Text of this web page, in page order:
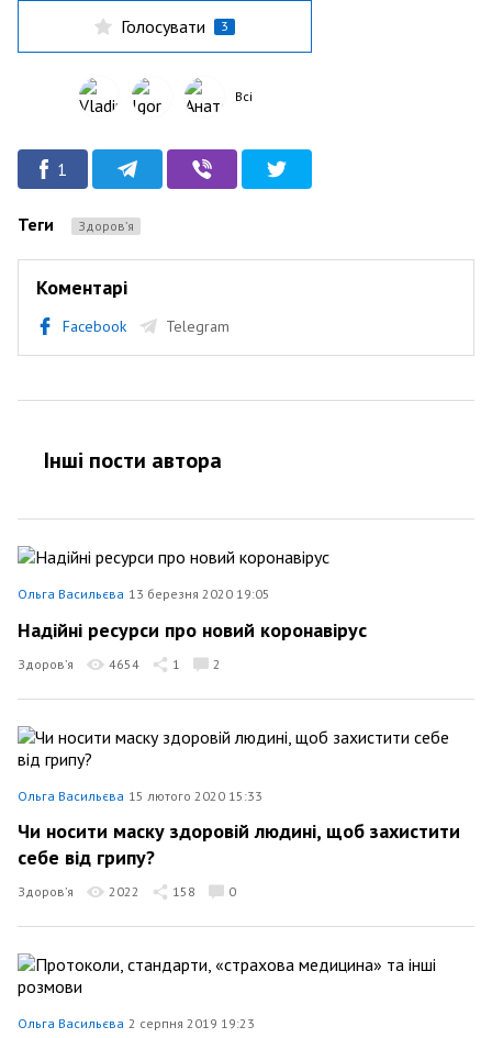
Голосувати 3
Всі
1
Теги Здоров’я
Коментарі
Facebook Telegram
Інші пости автора
Ольга Васильєва 13 березня 2020 19:05
Надійні ресурси про новий коронавірус
Здоров’я 4654 1 2
Ольга Васильєва 15 лютого 2020 15:33
Чи носити маску здоровій людині, щоб захистити
себе від грипу?
Здоров’я 2022 158 0
Ольга Васильєва 2 серпня 2019 19:23